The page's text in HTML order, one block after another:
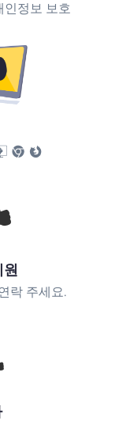
인정보 보호
락 주세요.